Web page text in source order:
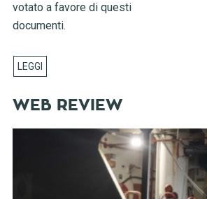
votato a favore di questi
documenti.
WEB REVIEW